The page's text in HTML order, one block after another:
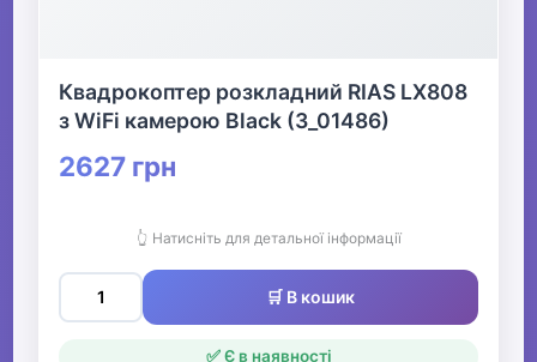
Квадрокоптер розкладний RIAS LX808
з WiFi камерою Black (3_01486)
2627 грн
👆 Натисніть для детальної інформації
🛒 В кошик
✅ Є в наявності